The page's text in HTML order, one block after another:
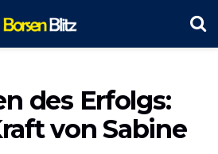
des Erfolgs:
von Sabine